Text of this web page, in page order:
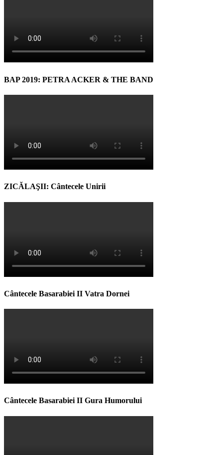
BAP 2019: PETRA ACKER & THE BAND
ZICĂLAŞII: Cântecele Unirii
Cântecele Basarabiei II Vatra Dornei
Cântecele Basarabiei II Gura Humorului